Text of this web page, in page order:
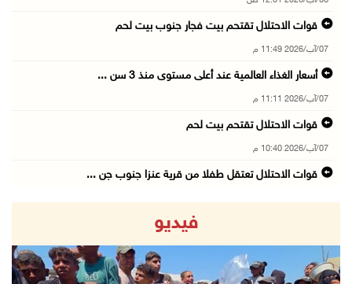
قوات الاحتلال تقتحم بيت فجار جنوب بيت لحم
07/آب/2026 11:49 م
أسعار الغذاء العالمية عند أعلى مستوى منذ 3 سن ...
07/آب/2026 11:11 م
قوات الاحتلال تقتحم بيت لحم
07/آب/2026 10:40 م
قوات الاحتلال تعتقل طفلا من قرية عنزا جنوب جن ...
قوات الاحتلال تغلق مداخل يعبد جنوب غرب جنين
07/آب/2026 10:15 م
الاحتلال يعيق تنقل المواطنين ويقتحم بلدات شرق ...
فيديو